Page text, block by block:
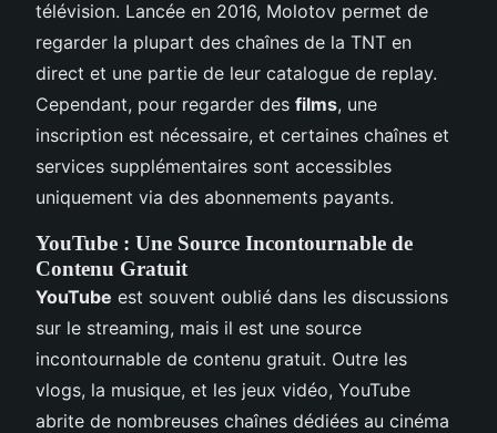
télévision. Lancée en 2016, Molotov permet de
regarder la plupart des chaînes de la TNT en
direct et une partie de leur catalogue de replay.
Cependant, pour regarder des films, une
inscription est nécessaire, et certaines chaînes et
services supplémentaires sont accessibles
uniquement via des abonnements payants.
YouTube : Une Source Incontournable de
Contenu Gratuit
YouTube est souvent oublié dans les discussions
sur le streaming, mais il est une source
incontournable de contenu gratuit. Outre les
vlogs, la musique, et les jeux vidéo, YouTube
abrite de nombreuses chaînes dédiées au cinéma